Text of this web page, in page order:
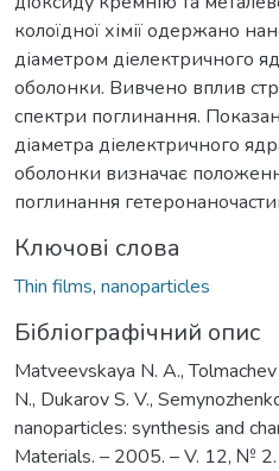
колоїдної хімії одержано
діаметром діелектричного
оболонки. Вивчено вплив
спектри поглинання.
діаметра діелектричного
оболонки визначає
поглинання
Ключові слова
Thin films, nanoparticles
Бібліографічний опис
Matveevskaya N. A., Tolmachev
N., Dukarov S. V.,
nanoparticles: synthesis and
Materials. – 2005. – V. 12, №